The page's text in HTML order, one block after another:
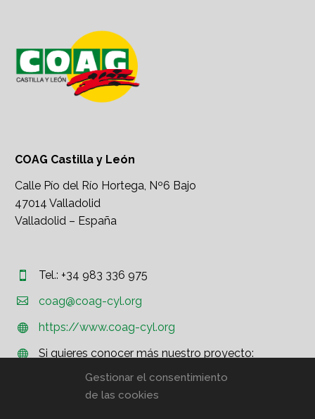
Gestionar el consentimiento
de las cookies
COAG Castilla y León
Calle Pío del Río Hortega, Nº6 Bajo
47014 Valladolid
Valladolid – España

 Tel.: +34 983 336 975

 coag@coag-cyl.org

 https://www.coag-cyl.org


Si quieres conocer más nuestro proyecto:
http://www.coag.org